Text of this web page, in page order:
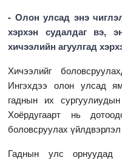
- Олон улсад энэ
хэрхэн судалдаг вэ,
хичээлийн агуулгад
Хичээлийг
Ингэхдээ олон улсад
гаднын их
Хоёрдугаарт нь
боловсруулах
Гаднын улс орнуудад